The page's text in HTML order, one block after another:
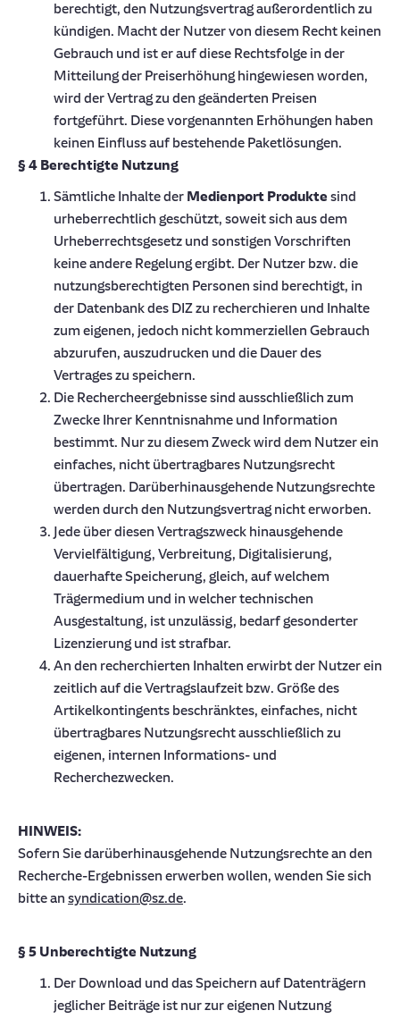
berechtigt, den Nutzungsvertrag außerordentlich zu
kündigen. Macht der Nutzer von diesem Recht keinen
Gebrauch und ist er auf diese Rechtsfolge in der
Mitteilung der Preiserhöhung hingewiesen worden,
wird der Vertrag zu den geänderten Preisen
fortgeführt. Diese vorgenannten Erhöhungen haben
keinen Einfluss auf bestehende Paketlösungen.
§ 4 Berechtigte Nutzung
Sämtliche Inhalte der Medienport Produkte sind
urheberrechtlich geschützt, soweit sich aus dem
Urheberrechtsgesetz und sonstigen Vorschriften
keine andere Regelung ergibt. Der Nutzer bzw. die
nutzungsberechtigten Personen sind berechtigt, in
der Datenbank des DIZ zu recherchieren und Inhalte
zum eigenen, jedoch nicht kommerziellen Gebrauch
abzurufen, auszudrucken und die Dauer des
Vertrages zu speichern.
Die Rechercheergebnisse sind ausschließlich zum
Zwecke Ihrer Kenntnisnahme und Information
bestimmt. Nur zu diesem Zweck wird dem Nutzer ein
einfaches, nicht übertragbares Nutzungsrecht
übertragen. Darüberhinausgehende Nutzungsrechte
werden durch den Nutzungsvertrag nicht erworben.
Jede über diesen Vertragszweck hinausgehende
Vervielfältigung, Verbreitung, Digitalisierung,
dauerhafte Speicherung, gleich, auf welchem
Trägermedium und in welcher technischen
Ausgestaltung, ist unzulässig, bedarf gesonderter
Lizenzierung und ist strafbar.
An den recherchierten Inhalten erwirbt der Nutzer ein
zeitlich auf die Vertragslaufzeit bzw. Größe des
Artikelkontingents beschränktes, einfaches, nicht
übertragbares Nutzungsrecht ausschließlich zu
eigenen, internen Informations- und
Recherchezwecken.
HINWEIS:
Sofern Sie darüberhinausgehende Nutzungsrechte an den
Recherche-Ergebnissen erwerben wollen, wenden Sie sich
bitte an syndication@sz.de.
§ 5 Unberechtigte Nutzung
Der Download und das Speichern auf Datenträgern
jeglicher Beiträge ist nur zur eigenen Nutzung